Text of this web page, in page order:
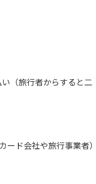
（旅行者からすると二
ード会社や旅行事業者